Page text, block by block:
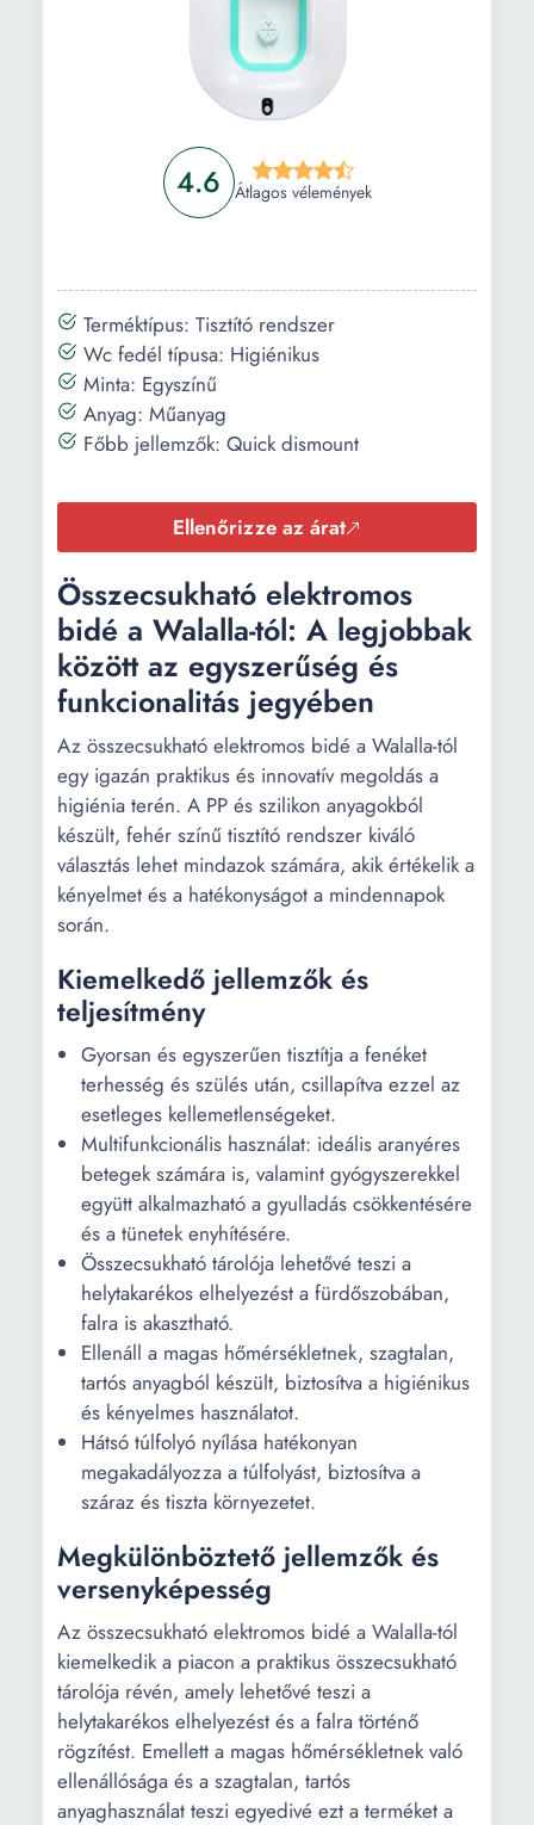
4.6 Átlagos vélemények
Terméktípus: Tisztító rendszer
Wc fedél típusa: Higiénikus
Minta: Egyszínű
Anyag: Műanyag
Főbb jellemzők: Quick dismount
Ellenőrizze az árat
Összecsukható elektromos
bidé a Walalla-tól: A legjobbak
között az egyszerűség és
funkcionalitás jegyében
Az összecsukható elektromos bidé a Walalla-tól
egy igazán praktikus és innovatív megoldás a
higiénia terén. A PP és szilikon anyagokból
készült, fehér színű tisztító rendszer kiváló
választás lehet mindazok számára, akik értékelik a
kényelmet és a hatékonyságot a mindennapok
során.
Kiemelkedő jellemzők és
teljesítmény
Gyorsan és egyszerűen tisztítja a fenéket
terhesség és szülés után, csillapítva ezzel az
esetleges kellemetlenségeket.
Multifunkcionális használat: ideális aranyéres
betegek számára is, valamint gyógyszerekkel
együtt alkalmazható a gyulladás csökkentésére
és a tünetek enyhítésére.
Összecsukható tárolója lehetővé teszi a
helytakarékos elhelyezést a fürdőszobában,
falra is akasztható.
Ellenáll a magas hőmérsékletnek, szagtalan,
tartós anyagból készült, biztosítva a higiénikus
és kényelmes használatot.
Hátsó túlfolyó nyílása hatékonyan
megakadályozza a túlfolyást, biztosítva a
száraz és tiszta környezetet.
Megkülönböztető jellemzők és
versenyképesség
Az összecsukható elektromos bidé a Walalla-tól
kiemelkedik a piacon a praktikus összecsukható
tárolója révén, amely lehetővé teszi a
helytakarékos elhelyezést és a falra történő
rögzítést. Emellett a magas hőmérsékletnek való
ellenállósága és a szagtalan, tartós
anyaghasználat teszi egyedivé ezt a terméket a